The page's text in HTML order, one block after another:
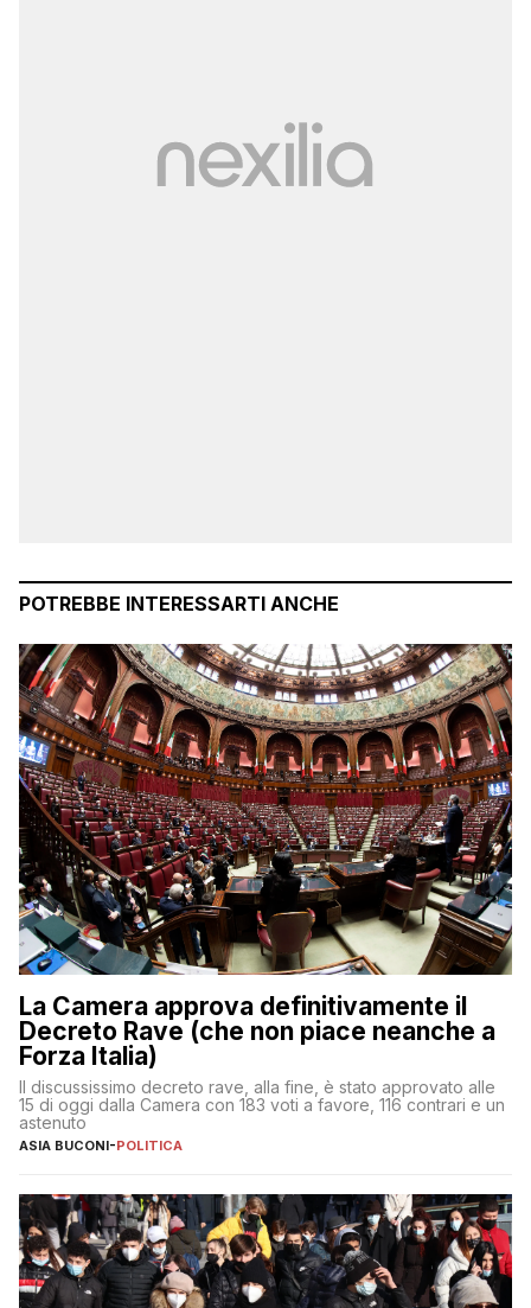
POTREBBE INTERESSARTI ANCHE
La Camera approva definitivamente il
Decreto Rave (che non piace neanche a
Forza Italia)
Il discussissimo decreto rave, alla fine, è stato approvato alle
15 di oggi dalla Camera con 183 voti a favore, 116 contrari e un
astenuto
ASIA BUCONI-POLITICA